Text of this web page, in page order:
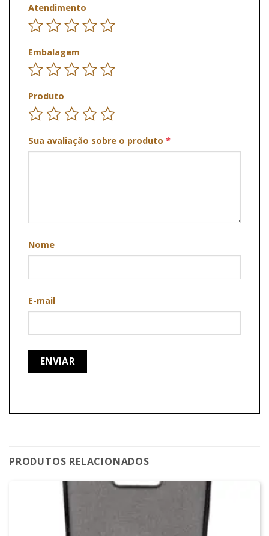
Atendimento
Embalagem
Produto
Sua avaliação sobre o produto *
Nome
E-mail
PRODUTOS RELACIONADOS